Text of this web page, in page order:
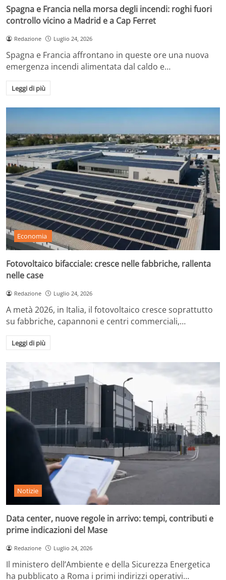
Spagna e Francia nella morsa degli incendi: roghi fuori
controllo vicino a Madrid e a Cap Ferret
Redazione Luglio 24, 2026
Spagna e Francia affrontano in queste ore una nuova
emergenza incendi alimentata dal caldo e…
Leggi di più
Economia
Fotovoltaico bifacciale: cresce nelle fabbriche, rallenta
nelle case
Redazione Luglio 24, 2026
A metà 2026, in Italia, il fotovoltaico cresce soprattutto
su fabbriche, capannoni e centri commerciali,…
Leggi di più
Notizie
Data center, nuove regole in arrivo: tempi, contributi e
prime indicazioni del Mase
Redazione Luglio 24, 2026
Il ministero dell’Ambiente e della Sicurezza Energetica
ha pubblicato a Roma i primi indirizzi operativi…